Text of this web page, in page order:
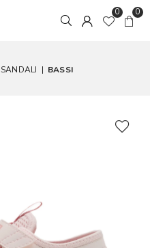
0 0
SANDALI | BASSI